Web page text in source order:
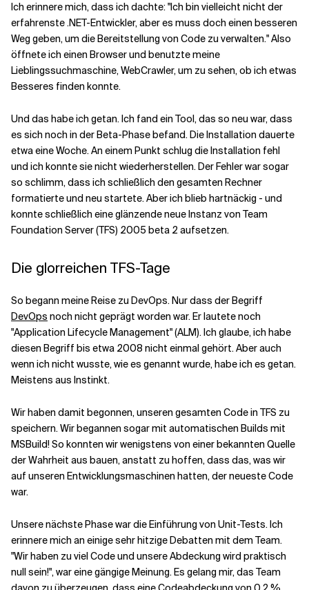
Ich erinnere mich, dass ich dachte: "Ich bin vielleicht nicht der
erfahrenste .NET-Entwickler, aber es muss doch einen besseren
Weg geben, um die Bereitstellung von Code zu verwalten." Also
öffnete ich einen Browser und benutzte meine
Lieblingssuchmaschine, WebCrawler, um zu sehen, ob ich etwas
Besseres finden konnte.
Und das habe ich getan. Ich fand ein Tool, das so neu war, dass
es sich noch in der Beta-Phase befand. Die Installation dauerte
etwa eine Woche. An einem Punkt schlug die Installation fehl
und ich konnte sie nicht wiederherstellen. Der Fehler war sogar
so schlimm, dass ich schließlich den gesamten Rechner
formatierte und neu startete. Aber ich blieb hartnäckig - und
konnte schließlich eine glänzende neue Instanz von Team
Foundation Server (TFS) 2005 beta 2 aufsetzen.
Die glorreichen TFS-Tage
So begann meine Reise zu DevOps. Nur dass der Begriff
DevOps noch nicht geprägt worden war. Er lautete noch
"Application Lifecycle Management" (ALM). Ich glaube, ich habe
diesen Begriff bis etwa 2008 nicht einmal gehört. Aber auch
wenn ich nicht wusste, wie es genannt wurde, habe ich es getan.
Meistens aus Instinkt.
Wir haben damit begonnen, unseren gesamten Code in TFS zu
speichern. Wir begannen sogar mit automatischen Builds mit
MSBuild! So konnten wir wenigstens von einer bekannten Quelle
der Wahrheit aus bauen, anstatt zu hoffen, dass das, was wir
auf unseren Entwicklungsmaschinen hatten, der neueste Code
war.
Unsere nächste Phase war die Einführung von Unit-Tests. Ich
erinnere mich an einige sehr hitzige Debatten mit dem Team.
"Wir haben zu viel Code und unsere Abdeckung wird praktisch
null sein!", war eine gängige Meinung. Es gelang mir, das Team